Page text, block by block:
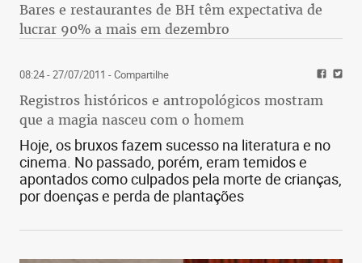
Bares e restaurantes de BH têm expectativa de
lucrar 90% a mais em dezembro
08:24 - 27/07/2011 - Compartilhe
Registros históricos e antropológicos mostram
que a magia nasceu com o homem
Hoje, os bruxos fazem sucesso na literatura e no
cinema. No passado, porém, eram temidos e
apontados como culpados pela morte de crianças,
por doenças e perda de plantações